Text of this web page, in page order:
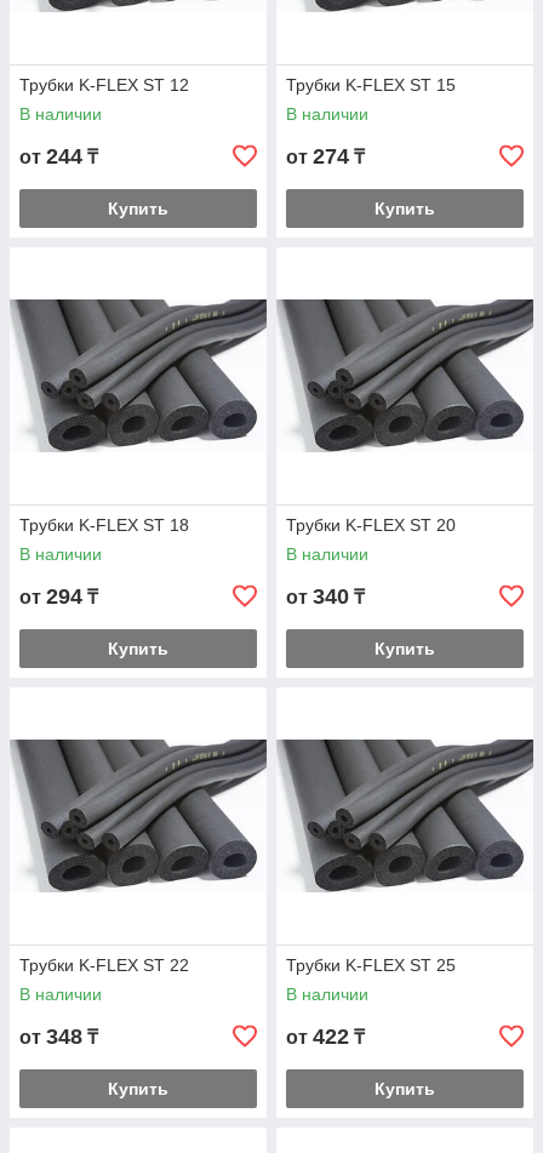
Трубки K-FLEX ST 12
В наличии
от 244 ₸
Купить
Трубки K-FLEX ST 15
В наличии
от 274 ₸
Купить
Трубки K-FLEX ST 18
В наличии
от 294 ₸
Купить
Трубки K-FLEX ST 20
В наличии
от 340 ₸
Купить
Трубки K-FLEX ST 22
В наличии
от 348 ₸
Купить
Трубки K-FLEX ST 25
В наличии
от 422 ₸
Купить